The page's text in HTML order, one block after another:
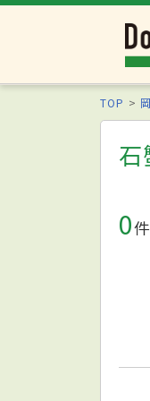
TOP
石
0